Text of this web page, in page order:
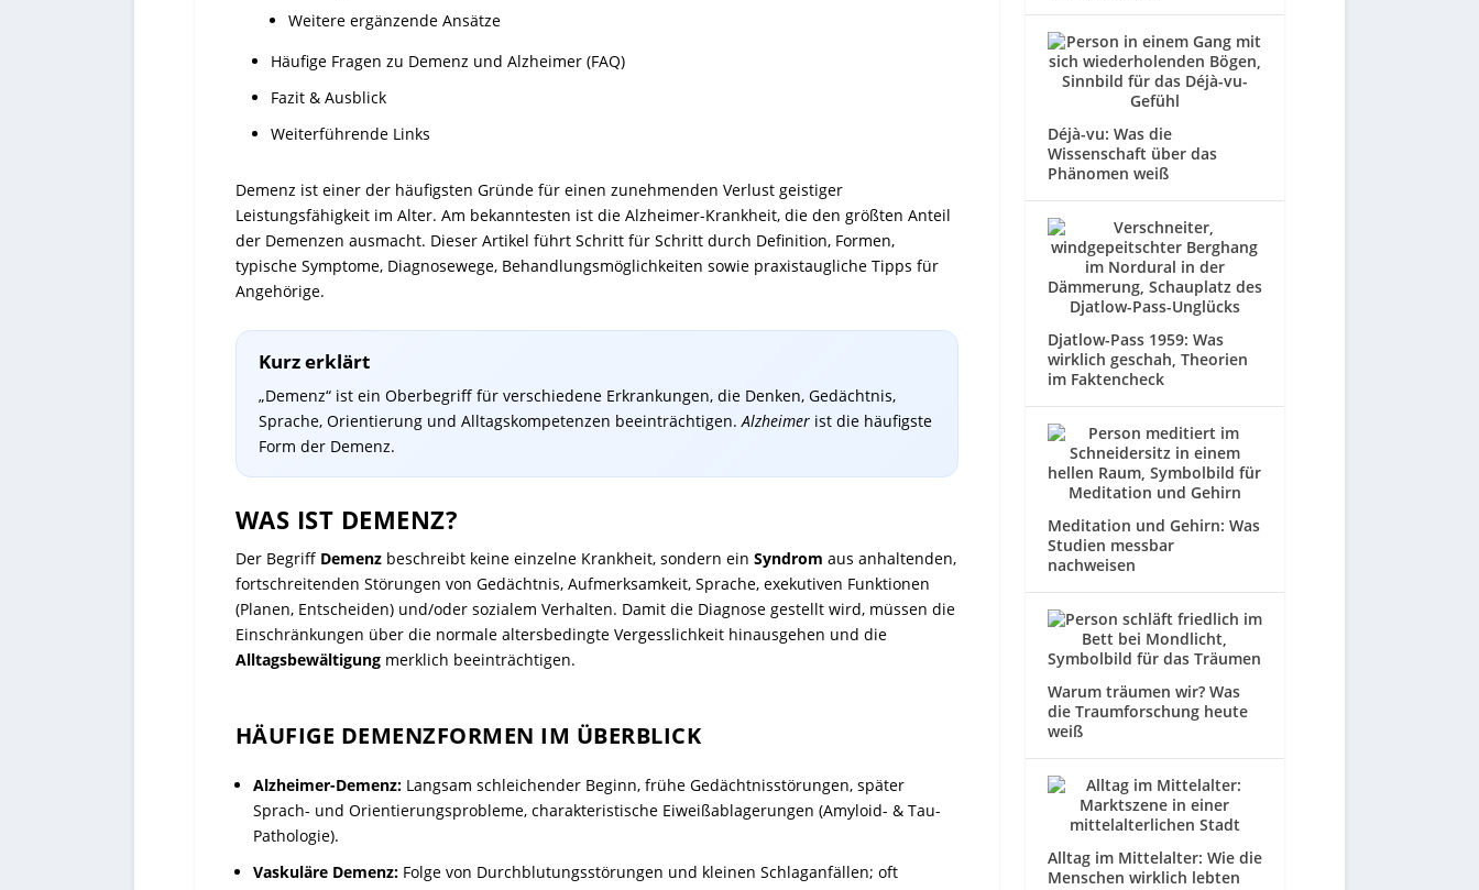
Weitere ergänzende Ansätze
Häufige Fragen zu Demenz und Alzheimer (FAQ)
Fazit & Ausblick
Weiterführende Links
Demenz ist einer der häufigsten Gründe für einen zunehmenden Verlust geistiger
Leistungsfähigkeit im Alter. Am bekanntesten ist die Alzheimer-Krankheit, die den größten Anteil
der Demenzen ausmacht. Dieser Artikel führt Schritt für Schritt durch Definition, Formen,
typische Symptome, Diagnosewege, Behandlungsmöglichkeiten sowie praxistaugliche Tipps für
Angehörige.
Kurz erklärt
„Demenz“ ist ein Oberbegriff für verschiedene Erkrankungen, die Denken, Gedächtnis,
Sprache, Orientierung und Alltagskompetenzen beeinträchtigen.Alzheimerist die häufigste
Form der Demenz.
WAS IST DEMENZ?
Der Begriff Demenzbeschreibt keine einzelne Krankheit, sondern ein Syndrom aus anhaltenden,
fortschreitenden Störungen von Gedächtnis, Aufmerksamkeit, Sprache, exekutiven Funktionen
(Planen, Entscheiden) und/oder sozialem Verhalten. Damit die Diagnose gestellt wird, müssen die
Einschränkungen über die normale altersbedingte Vergesslichkeit hinausgehen und die
Alltagsbewältigungmerklich beeinträchtigen.
HÄUFIGE DEMENZFORMEN IM ÜBERBLICK
Alzheimer-Demenz:Langsam schleichender Beginn, frühe Gedächtnisstörungen, später
Sprach- und Orientierungsprobleme, charakteristische Eiweißablagerungen (Amyloid- & Tau-
Pathologie).
Vaskuläre Demenz:Folge von Durchblutungsstörungen und kleinen Schlaganfällen; oft
Déjà-vu: Was die
Wissenschaft über das
Phänomen weiß
Djatlow-Pass 1959: Was
wirklich geschah, Theorien
im Faktencheck
Meditation und Gehirn: Was
Studien messbar
nachweisen
Warum träumen wir? Was
die Traumforschung heute
weiß
Alltag im Mittelalter: Wie die
Menschen wirklich lebten